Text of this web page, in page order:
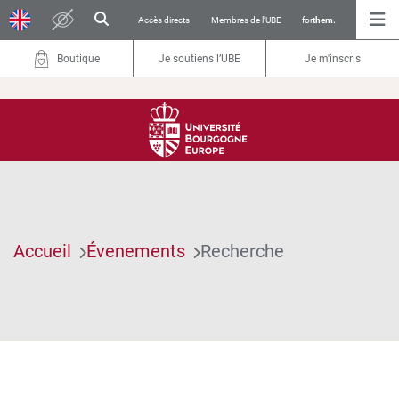
Accès directs Membres de l’UBE forthem.
Boutique Je soutiens l’UBE Je m'inscris
Accueil Évenements Recherche